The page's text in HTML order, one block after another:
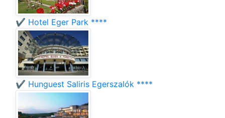
✔️ Hotel Eger Park ****
✔️ Hunguest Saliris Egerszalók ****